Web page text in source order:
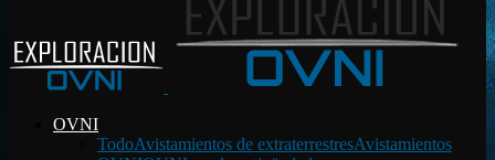
OVNI
TodoAvistamientos de extraterrestresAvistamientos